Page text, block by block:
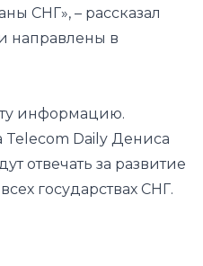
информацию.
Daily Дениса
государствах СНГ.